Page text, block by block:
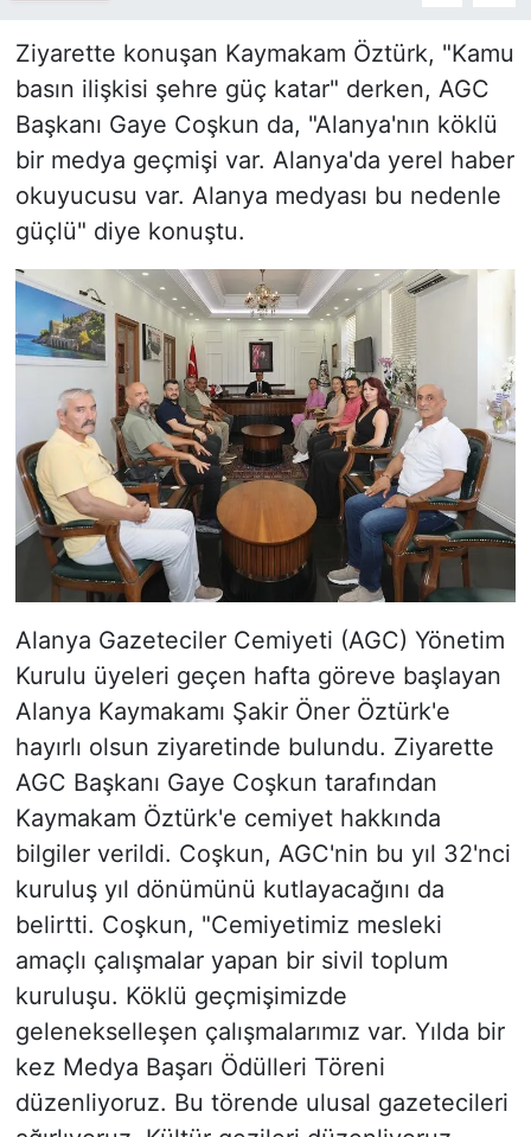
Ziyarette konuşan Kaymakam Öztürk, "Kamu
basın ilişkisi şehre güç katar" derken, AGC
Başkanı Gaye Coşkun da, "Alanya'nın köklü
bir medya geçmişi var. Alanya'da yerel haber
okuyucusu var. Alanya medyası bu nedenle
güçlü" diye konuştu.
Alanya Gazeteciler Cemiyeti (AGC) Yönetim
Kurulu üyeleri geçen hafta göreve başlayan
Alanya Kaymakamı Şakir Öner Öztürk'e
hayırlı olsun ziyaretinde bulundu. Ziyarette
AGC Başkanı Gaye Coşkun tarafından
Kaymakam Öztürk'e cemiyet hakkında
bilgiler verildi. Coşkun, AGC'nin bu yıl 32'nci
kuruluş yıl dönümünü kutlayacağını da
belirtti. Coşkun, "Cemiyetimiz mesleki
amaçlı çalışmalar yapan bir sivil toplum
kuruluşu. Köklü geçmişimizde
gelenekselleşen çalışmalarımız var. Yılda bir
kez Medya Başarı Ödülleri Töreni
düzenliyoruz. Bu törende ulusal gazetecileri